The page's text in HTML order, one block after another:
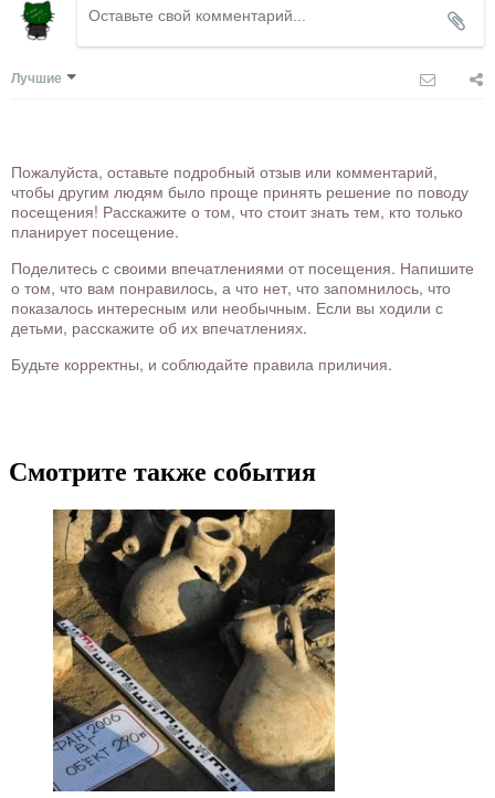
Лучшие
Пожалуйста, оставьте подробный отзыв или комментарий,
чтобы другим людям было проще принять решение по поводу
посещения! Расскажите о том, что стоит знать тем, кто только
планирует посещение.
Поделитесь с своими впечатлениями от посещения. Напишите
о том, что вам понравилось, а что нет, что запомнилось, что
показалось интересным или необычным. Если вы ходили с
детьми, расскажите об их впечатлениях.
Будьте корректны, и соблюдайте правила приличия.
Смотрите также события